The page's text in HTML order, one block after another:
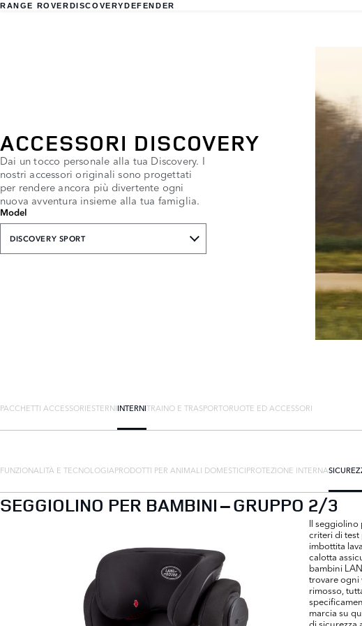
RANGE ROVERDISCOVERYDEFENDER
ACCESSORI DISCOVERY
Dai un tocco personale alla tua Discovery. I
nostri accessori originali sono progettati
per rendere ancora più divertente ogni
nuova avventura insieme alla tua famiglia.
Model
DISCOVERY SPORT
PACCHETTI ACCESSORIESTERNIINTERNITRAINO E TRASPORTORUOTE ED ACCESSORI
FUNZIONALITÀ E TECNOLOGIAPRODOTTI PER ANIMALI DOMESTICIPROTEZIONE INTERNA
SEGGIOLINO PER BAMBINI – GRUPPO 2/3
Il seggiolino
criteri di
imbottita
calotta
bambini
trovare ogni
rimosso,
marcia su
di sicurezza